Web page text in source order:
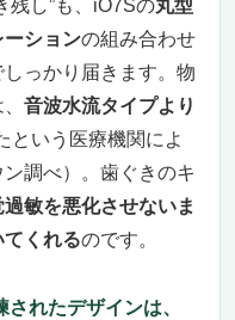
残し”も、iO7Sの丸型
ーションの組み合わせ
っかり届きます。物
音波水流タイプより
という医療機関によ
調べ）。歯ぐきのキ
過敏を悪化させないま
くれるのです。
れたデザインは、